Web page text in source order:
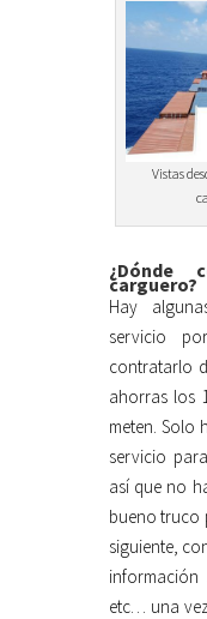
Vistas
¿Dónde
carguero?
Hay
servicio
contratarlo
ahorras los
meten. Solo
servicio
así que no
bueno truco
siguiente,
etc… una